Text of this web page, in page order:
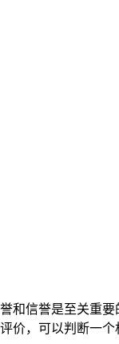
和信誉是至关重
价，可以判断一个